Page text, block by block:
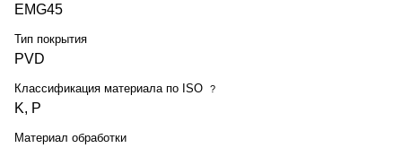
EMG45
Тип покрытия
PVD
Классификация материала по ISO ?
K, P
Материал обработки